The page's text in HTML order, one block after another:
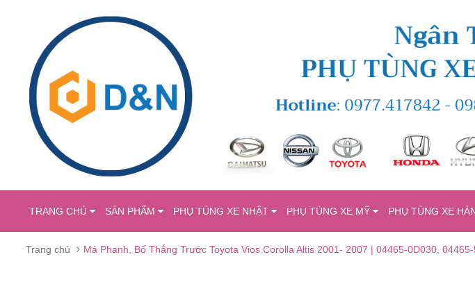
TRANG CHỦ SẢN PHẨM PHỤ TÙNG XE NHẬT PHỤ TÙNG XE MỸ PHỤ TÙNG XE
Trang chủ Má Phanh, Bố Thắng Trước Toyota Vios Corolla Altis 2001- 2007 | 04465-0D030,